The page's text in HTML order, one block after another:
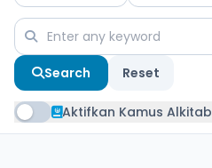
Search Reset
Aktifkan Kamus Alkitab